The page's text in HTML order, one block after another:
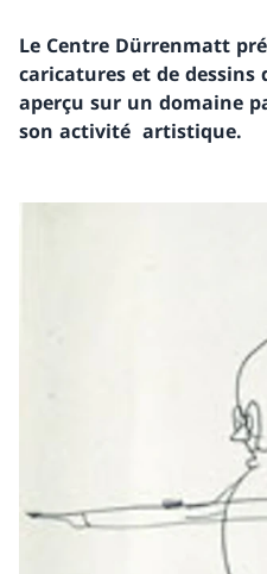
Le Centre Dürrenmatt
caricatures et de
aperçu sur un domaine
son activité artistique.